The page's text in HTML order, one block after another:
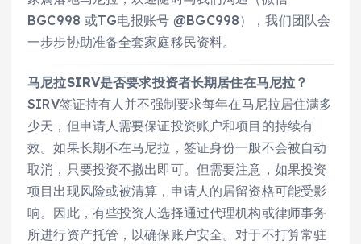
BGC998 或TG电报账号 @BGC998），我们团队会
一步步协助准备全套家庭移民资料。
马尼拉SIRV是否要求投资者长期居住在马尼拉？
SIRV签证持有人并不强制要求每年在马尼拉居住满多
少天，但申请人需要保证投资账户和项目的持续有
效。如果长期不在马尼拉，签证身份一般不会被自动
取消，只要投资不撤出即可。但需要注意，如果投资
项目出现风险或被清算，申请人的居留资格可能受影
响。因此，有些投资人选择通过代理机构或律师事务
所进行资产托管，以确保账户安全。对于不打算常驻